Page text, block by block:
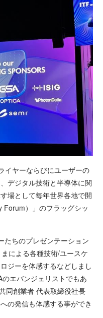
イヤーならびにユーザーの
デジタル技術と半導体に関
場として毎年世界各地で開
）」のフラッグシッ
たちのプレゼンテーション
による各種技術/ユースケ
ジーを体感するなどしまし
エバンジェリストでもあ
同創業者 代表取締役社長
の発信も体感する事ができ